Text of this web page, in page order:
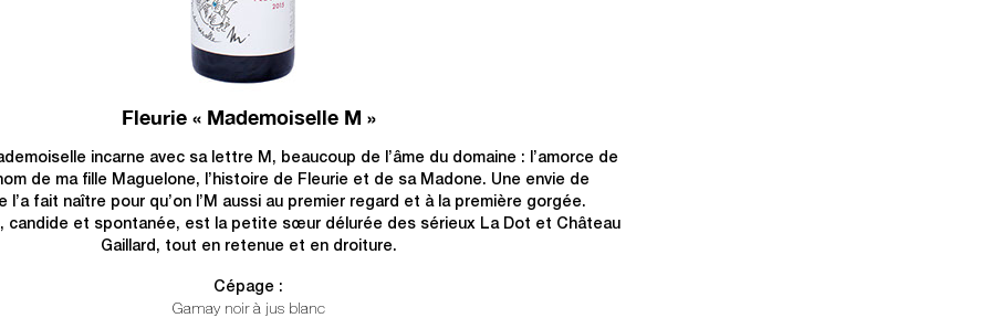
Fleurie « Mademoiselle M »
incarne avec sa lettre M, beaucoup de l’âme du domaine : l’amorce de
de ma fille Maguelone, l’histoire de Fleurie et de sa Madone. Une envie de
l’a fait naître pour qu’on l’M aussi au premier regard et à la première gorgée.
candide et spontanée, est la petite sœur délurée des sérieux La Dot et Château
Gaillard, tout en retenue et en droiture.
Cépage :
Gamay noir à jus blanc